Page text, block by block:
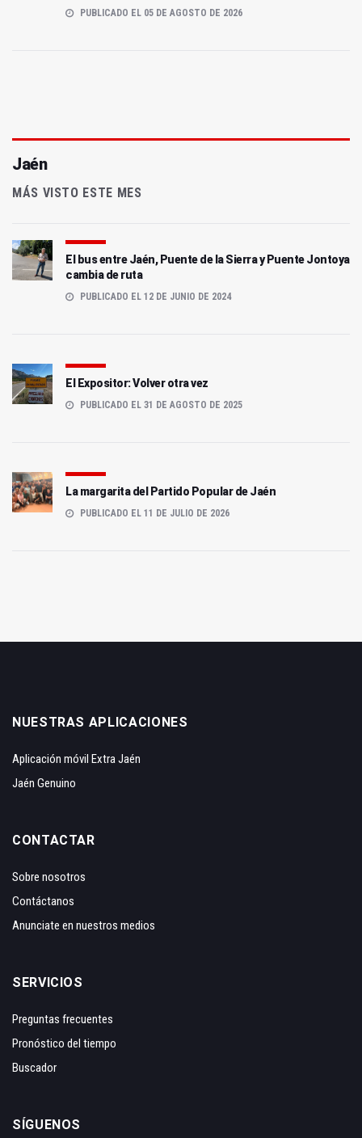
PUBLICADO EL 05 DE AGOSTO DE 2026
Jaén
MÁS VISTO ESTE MES
El bus entre Jaén, Puente de la Sierra y Puente Jontoya
cambia de ruta
PUBLICADO EL 12 DE JUNIO DE 2024
El Expositor: Volver otra vez
PUBLICADO EL 31 DE AGOSTO DE 2025
La margarita del Partido Popular de Jaén
PUBLICADO EL 11 DE JULIO DE 2026
NUESTRAS APLICACIONES
Aplicación móvil Extra Jaén
Jaén Genuino
CONTACTAR
Sobre nosotros
Contáctanos
Anunciate en nuestros medios
SERVICIOS
Preguntas frecuentes
Pronóstico del tiempo
Buscador
SÍGUENOS